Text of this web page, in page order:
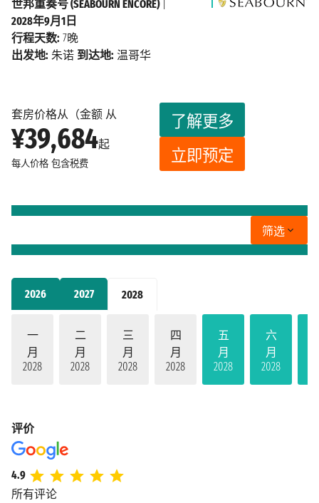
2026 2027 2028
一
月
2028
二
月
2028
三
月
2028
四
月
2028
五
月
2028
六
月
2028
套房价格从（金额 从
¥39,684起
每人价格 包含税费
了解更多
立即预定
世邦重奏号 (SEABOURN ENCORE)|
2028年9月1日
行程天数: 7晚
出发地: 朱诺 到达地: 温哥华
筛选
评价
4.9
所有评论